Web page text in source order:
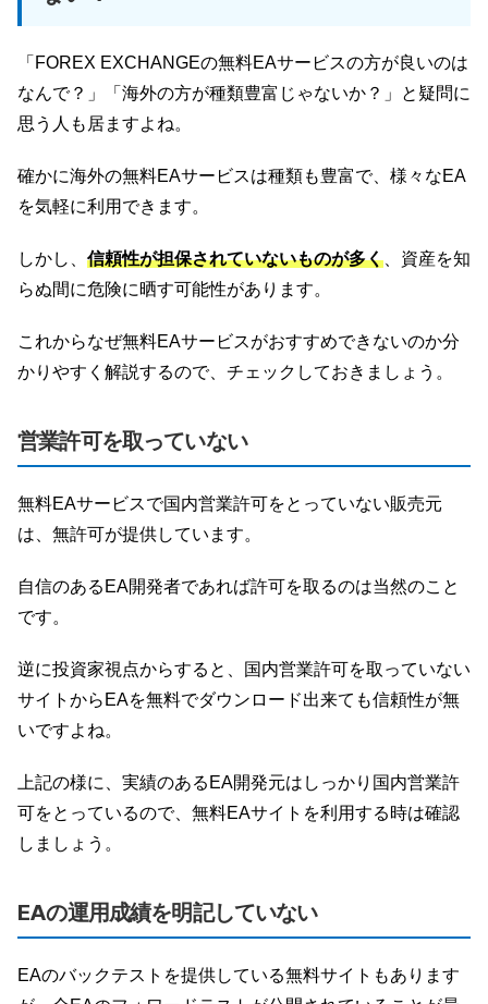
「FOREX EXCHANGEの無料EAサービスの方が良いのは
なんで？」「海外の方が種類豊富じゃないか？」と疑問に
思う人も居ますよね。
確かに海外の無料EAサービスは種類も豊富で、様々なEA
を気軽に利用できます。
しかし、 信頼性が担保されていないものが多く 、資産を知
らぬ間に危険に晒す可能性があります。
これからなぜ無料EAサービスがおすすめできないのか分
かりやすく解説するので、チェックしておきましょう。
営業許可を取っていない
無料EAサービスで国内営業許可をとっていない販売元
は、無許可が提供しています。
自信のあるEA開発者であれば許可を取るのは当然のこと
です。
逆に投資家視点からすると、国内営業許可を取っていない
サイトからEAを無料でダウンロード出来ても信頼性が無
いですよね。
上記の様に、実績のあるEA開発元はしっかり国内営業許
可をとっているので、無料EAサイトを利用する時は確認
しましょう。
EAの運用成績を明記していない
EAのバックテストを提供している無料サイトもあります